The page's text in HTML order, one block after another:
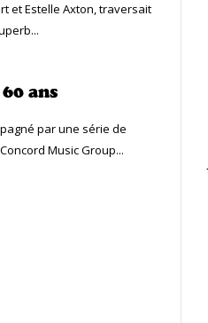
et Estelle Axton, traversait
ans
par une série de
Music Group...